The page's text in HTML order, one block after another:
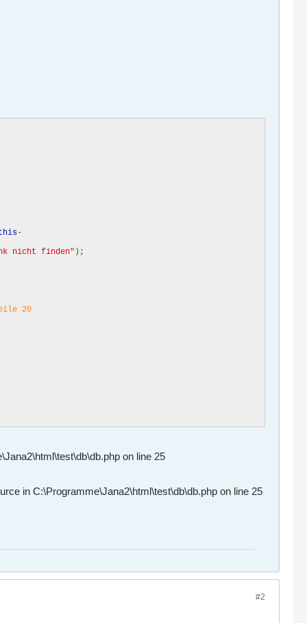
-
nicht finden" );
20
on line 25
in C:\Programme\Jana2\html\test\db\db.php on line 25
#2